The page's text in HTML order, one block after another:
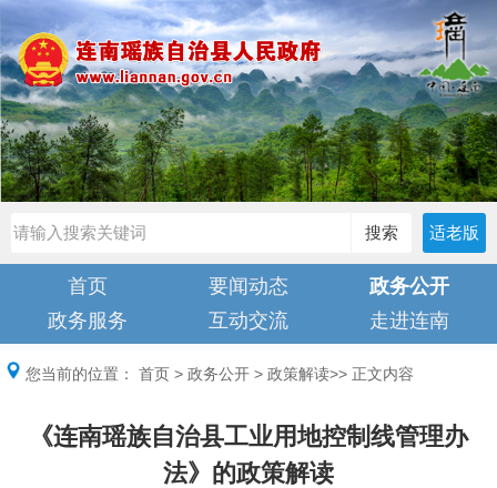
搜索 适老版
首页 要闻动态
政务公开
政务服务
互动交流 走进连南
您当前的位置： 首页 > 政务公开 > 政策解读>> 正文内容
《连南瑶族自治县工业用地控制线管理办
法》的政策解读